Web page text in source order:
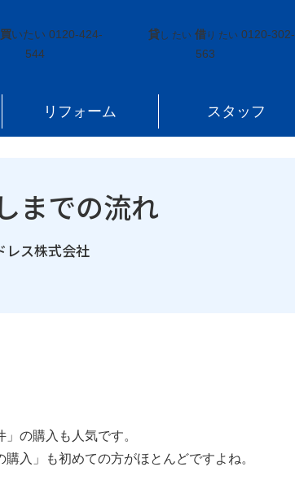
買いたい 0120-424-
544
貸し たい 借り たい 0120-302-
563
リフォーム スタッフ
までの流れ
レス株式会社
の購入も人気です。
入」も初めての方がほとんどですよね。